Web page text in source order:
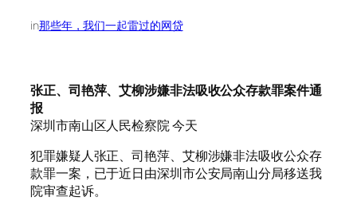
in那些年，我们一起雷过的网贷
张正、司艳萍、艾柳涉嫌非法吸收公众存款罪案件通
报
深圳市南山区人民检察院 今天
犯罪嫌疑人张正、司艳萍、艾柳涉嫌非法吸收公众存
款罪一案，已于近日由深圳市公安局南山分局移送我
院审查起诉。